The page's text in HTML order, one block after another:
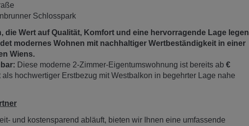
Schlosspark
die Wert auf Qualität, Komfort und eine hervorragende Lage legen
modernes Wohnen mit nachhaltiger Wertbeständigkeit in einer
Wiens.
Diese moderne 2-Zimmer-Eigentumswohnung ist bereits ab €
hochwertiger Erstbezug mit Westbalkon in begehrter Lage nahe
und kostensparend abläuft, bieten wir Ihnen eine umfassende